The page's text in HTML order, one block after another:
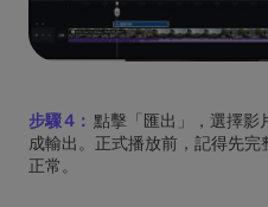
步驟 4： 點擊「匯出」，選擇影
成輸出。正式播放前，記得先
正常。